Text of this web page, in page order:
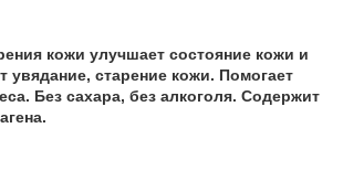
кожи улучшает состояние кожи и
старение кожи. Помогает
Без сахара, без алкоголя. Содержит